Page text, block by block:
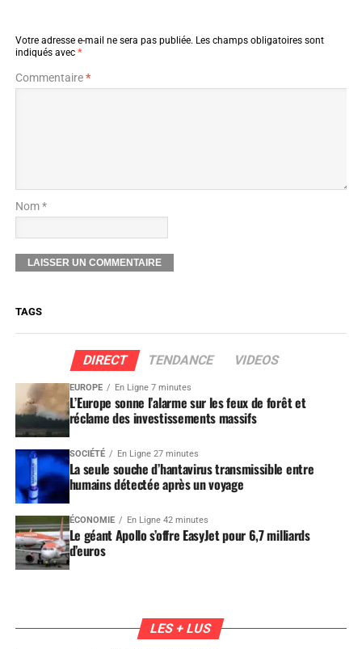
Votre adresse e-mail ne sera pas publiée. Les champs obligatoires sont
indiqués avec *
Commentaire*
Nom *
TAGS
DIRECT TENDANCE VIDEOS
EUROPE En Ligne 7 minutes
L’Europe sonne l’alarme sur les feux de forêt et
réclame des investissements massifs
SOCIÉTÉ En Ligne 27 minutes
La seule souche d’hantavirus transmissible entre
humains détectée après un voyage
ÉCONOMIE En Ligne 42 minutes
Le géant Apollo s’offre EasyJet pour 6,7 milliards
d’euros
LES + LUS